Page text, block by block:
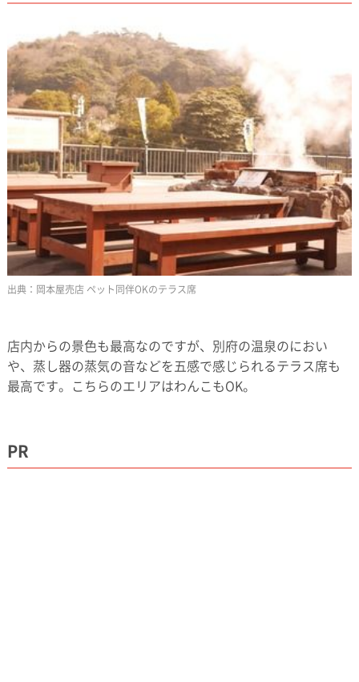
岡本屋売店 ペット同伴OKのテラス席
店内からの景色も最高なのですが、別府の温泉のにおい
や、蒸し器の蒸気の音などを五感で感じられるテラス席も
最高です。こちらのエリアはわんこもOK。
PR